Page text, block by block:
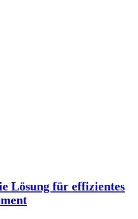
Lösung für effizientes